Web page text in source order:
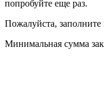
попробуйте еще раз.
Пожалуйста,
Минимальная сумма